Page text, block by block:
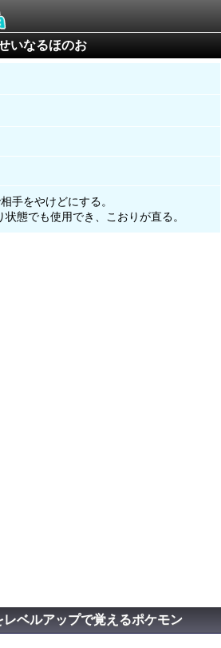
いなるほのお
手をやけどにする。
状態でも使用でき、こおりが直る。
ベルアップで覚えるポケモン